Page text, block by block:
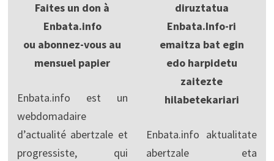
Faites un don à
Enbata.info
ou abonnez-vous au
mensuel papier
Enbata.info est un
webdomadaire
d’actualité abertzale et
progressiste, qui
diruztatua
Enbata.Info-ri
emaitza bat egin
edo harpidetu
zaitezte
hilabetekariari
Enbata.info aktualitate
abertzale eta